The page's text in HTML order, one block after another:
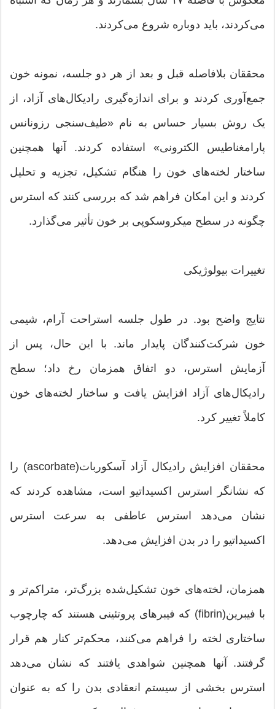
می‌کردند، باید دوباره شروع می‌کردند.
محققان بلافاصله قبل و بعد از هر دو جلسه، نمونه خون
جمع‌آوری کردند و برای اندازه‌گیری رادیکال‌های آزاد، از
یک روش بسیار حساس به نام «طیف‌سنجی رزونانس
پارامغناطیس الکترونی» استفاده کردند. آنها همچنین
ساختار لخته‌های خون را هنگام تشکیل، تجزیه و تحلیل
کردند و این امکان فراهم شد که بررسی کنند که استرس
چگونه در سطح میکروسکوپی بر خون تأثیر می‌گذارد.
تغییرات بیولوژیکی
نتایج واضح بود. در طول جلسه استراحت آرام، شیمی
خون شرکت‌کنندگان پایدار ماند. با این حال، پس از
آزمایش استرس، دو اتفاق همزمان رخ داد؛ سطح
رادیکال‌های آزاد افزایش یافت و ساختار لخته‌های خون
کاملاً تغییر کرد.
محققان افزایش رادیکال آزاد آسکوربات(ascorbate) را
که نشانگر استرس اکسیداتیو است، مشاهده کردند که
نشان می‌دهد استرس عاطفی به سرعت استرس
اکسیداتیو را در بدن افزایش می‌دهد.
همزمان، لخته‌های خون تشکیل‌شده بزرگ‌تر، متراکم‌تر و
با فیبرین(fibrin) که فیبرهای پروتئینی هستند که چارچوب
ساختاری لخته را فراهم می‌کنند، محکم‌تر کنار هم قرار
گرفتند. آنها همچنین شواهدی یافتند که نشان می‌دهد
استرس بخشی از سیستم انعقادی بدن را که به عنوان